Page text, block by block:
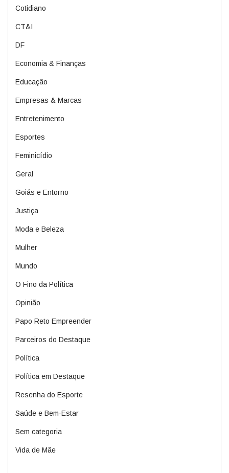
Cotidiano
CT&I
DF
Economia & Finanças
Educação
Empresas & Marcas
Entretenimento
Esportes
Feminicídio
Geral
Goiás e Entorno
Justiça
Moda e Beleza
Mulher
Mundo
O Fino da Política
Opinião
Papo Reto Empreender
Parceiros do Destaque
Política
Política em Destaque
Resenha do Esporte
Saúde e Bem-Estar
Sem categoria
Vida de Mãe